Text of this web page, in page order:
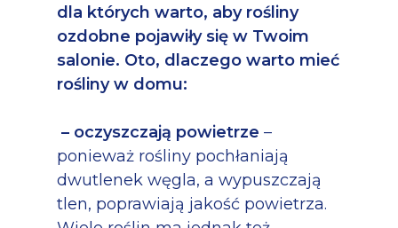
dla których warto, aby rośliny
ozdobne pojawiły się w Twoim
salonie. Oto, dlaczego warto mieć
rośliny w domu:
– oczyszczają powietrze –
ponieważ rośliny pochłaniają
dwutlenek węgla, a wypuszczają
tlen, poprawiają jakość powietrza.